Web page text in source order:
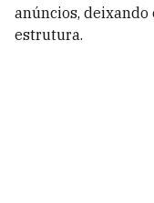
anúncios, deixando
estrutura.